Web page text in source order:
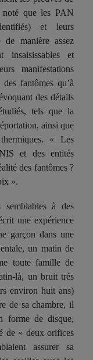
noté que les PAN
et leurs
manière assez
insaisissables et
manifestations
fantômes qu’à
des détails
tels que la
ainsi que
« Les
et des entités
des fantômes ?
».
semblables à des
une expérience
garçon dans une
un matin de
toute famille de
là, un bruit très
environ huit ans)
de sa chambre, il
forme de disque,
de « deux orifices
assurer sa